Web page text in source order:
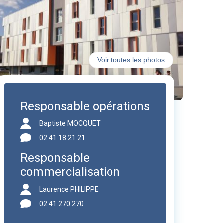
Voir toutes les photos
Responsable opérations
Baptiste MOCQUET
02 41 18 21 21
Responsable
commercialisation
Laurence PHILIPPE
02 41 270 270